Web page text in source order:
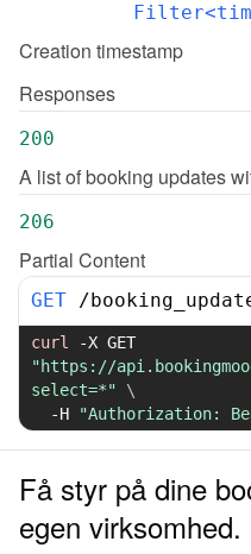
Creation timestamp
Responses
200
A list of booking updates
206
Partial Content
GET /
curl -X
"https://
select=*"
\
-H
"Authorization:
Få styr på dine
egen virksomhed.